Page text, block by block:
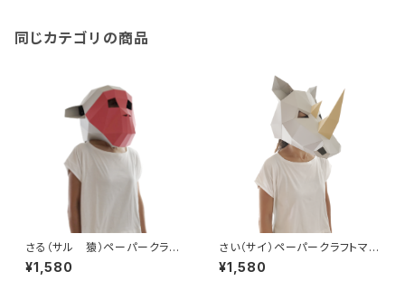
Mask Papercraft DIY
同じカテゴリの商品
さる（サル 猿）ペーパークラフ
ト マスク かぶりもの 大人
用 手作り人気動物シリーズ
¥1,580
さい（サイ）ペーパークラフトマス
ク かぶりもの 大人用 手作
り人気動物シリーズ 面白いか
¥1,580